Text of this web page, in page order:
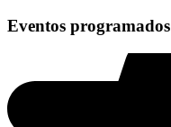
Eventos programados